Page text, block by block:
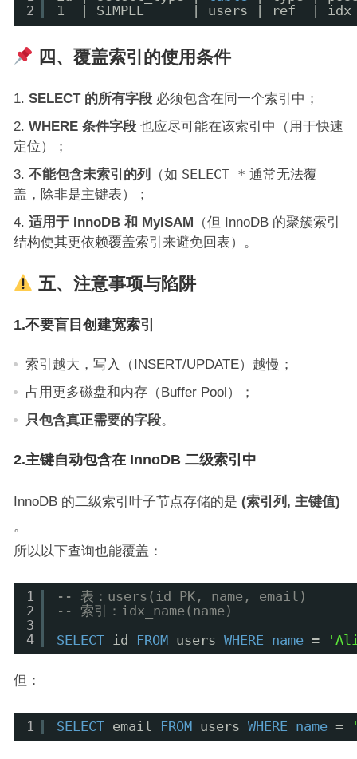
2
1  | SIMPLE      | users | ref  |
四、覆盖索引的使用条件
SELECT 的所有字段必须包含在同一个索引中；
WHERE 条件字段也应尽可能在该索引中（用于快速
定位）；
不能包含未索引的列
（如 SELECT * 通常无法覆
盖，除非是主键表）；
适用于 InnoDB 和 MyISAM （但 InnoDB 的聚簇索引
结构使其更依赖覆盖索引来避免回表）。
五、注意事项与陷阱
1.不要盲目创建宽索引
索引越大，写入（INSERT/UPDATE）越慢；
占用更多磁盘和内存（Buffer Pool）；
只包含真正需要的字段。
2.主键自动包含在 InnoDB 二级索引中
InnoDB 的二级索引叶子节点存储的是 (索引列, 主键值)
所以以下查询也能覆盖：
1
2
3
4
-- 表：users(id PK, name, email)
-- 索引：idx_name(name)
SELECT
id FROM users WHERE name =
但：
1 SELECT email FROM users WHERE name =